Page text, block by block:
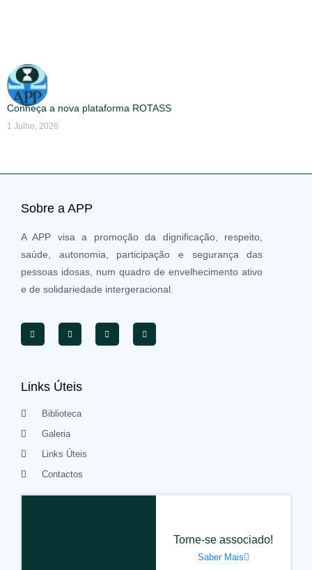
Conheça a nova plataforma ROTASS
1 Julho, 2026
Sobre a APP
A APP visa a promoção da dignificação, respeito,
saúde, autonomia, participação e segurança das
pessoas idosas, num quadro de envelhecimento ativo
e de solidariedade intergeracional.
Links Úteis
Biblioteca
Galeria
Links Úteis
Contactos
Torne-se associado!
Saber Mais